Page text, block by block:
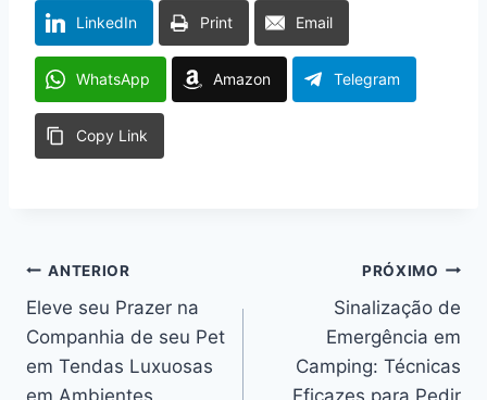
LinkedIn Print Email
WhatsApp Amazon Telegram
Copy Link
Navegação
de
Post
ANTERIOR
Eleve seu Prazer na
Companhia de seu Pet
em Tendas Luxuosas
em Ambientes
PRÓXIMO
Sinalização de
Emergência em
Camping: Técnicas
Eficazes para Pedir